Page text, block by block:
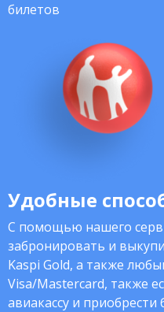
билетов
Удобные
С помощью нашего
забронировать и
Kaspi Gold, а также
Visa/Mastercard, также
авиакассу и